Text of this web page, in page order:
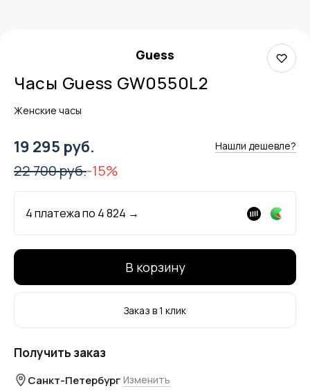
Guess
Часы Guess GW0550L2
Женские часы
19 295 руб. Нашли дешевле?
22 700 руб.-15%
4 платежа по 4 824 →
В корзину
Заказ в 1 клик
Получить заказ
Санкт-Петербург Изменить